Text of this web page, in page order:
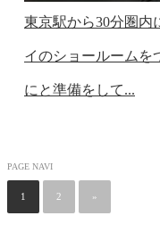
東京駅から30分圏内
イのショールームを
にと準備をして...
PAGE NAVI
1 2 »